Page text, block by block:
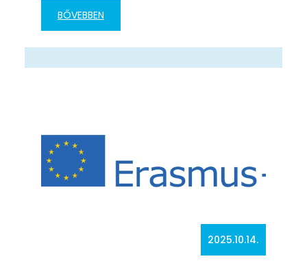
vett részt Valenciában. Beszámolójában a
következőkről számolt be: Az angol nyelvű „ICT
segítségével oldottunk meg feladatokat,…
BŐVEBBEN
2025.10.14.